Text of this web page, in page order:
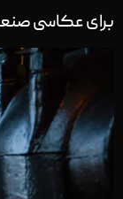
برای عکاسی